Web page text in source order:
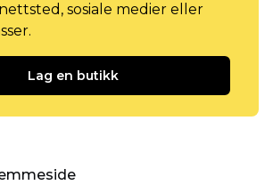
sosiale medier eller
Lag en butikk